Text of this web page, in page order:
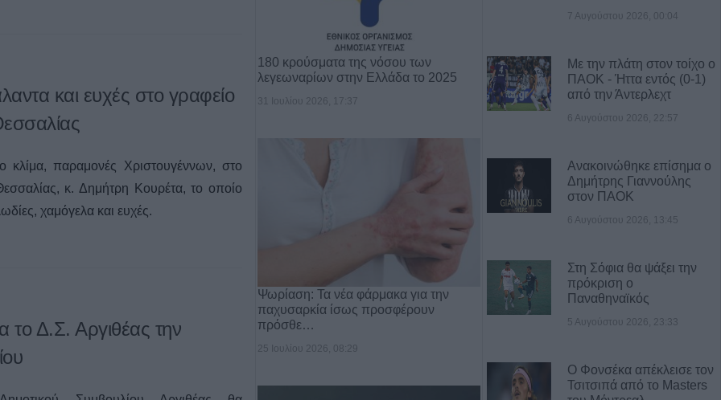
και ευχές στο γραφείο
κλίμα, παραμονές Χριστουγέννων, στο
κ. Δημήτρη Κουρέτα, το οποίο
χαμόγελα και ευχές.
το Δ.Σ. Αργιθέας την
180 κρούσματα της νόσου των
λεγεωναρίων στην Ελλάδα το 2025
31 Ιουλίου 2026, 17:37
Ψωρίαση: Τα νέα φάρμακα για την
παχυσαρκία ίσως προσφέρουν
πρόσθε…
25 Ιουλίου 2026, 08:29
7 Αυγούστου 2026, 00:04
Με την πλάτη στον τοίχο ο
ΠΑΟΚ - Ήττα εντός (0-1)
από την Άντερλεχτ
6 Αυγούστου 2026, 22:57
Ανακοινώθηκε επίσημα ο
Δημήτρης Γιαννούλης
στον ΠΑΟΚ
6 Αυγούστου 2026, 13:45
Στη Σόφια θα ψάξει την
πρόκριση ο
Παναθηναϊκός
5 Αυγούστου 2026, 23:33
Ο Φονσέκα απέκλεισε τον
Τσιτσιπά από το Masters